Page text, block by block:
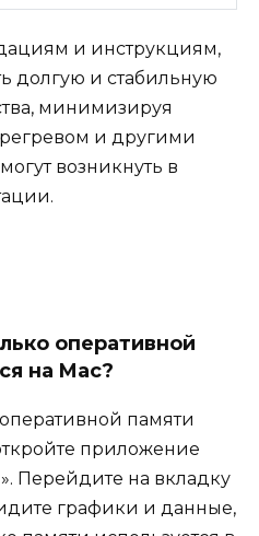
и инструкциям,
долгую и стабильную
минимизируя
и другими
возникнуть в
оперативной
на Mac?
памяти
приложение
Перейдите на вкладку
графики и данные,